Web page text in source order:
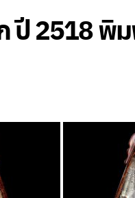
ปี 2518 พิ